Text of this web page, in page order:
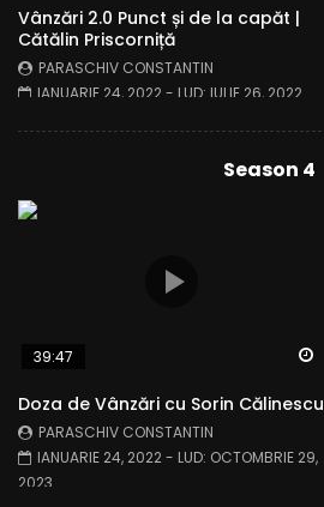
Vânzări 2.0 Punct și de la capăt |
Cătălin Priscorniță
PARASCHIV CONSTANTIN
IANUARIE 24, 2022 - LUD: IULIE 26, 2022
Season 4
39:47
Doza de Vânzări cu Sorin Călinescu
PARASCHIV CONSTANTIN
IANUARIE 24, 2022- LUD: OCTOMBRIE 29,
2023